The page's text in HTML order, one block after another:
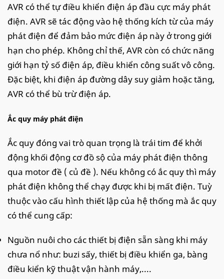
AVR có thể tự điều khiển điện áp đầu cực máy phát
điện. AVR sẽ tác động vào hệ thống kích từ của máy
phát điện để đảm bảo mức điện áp này ở trong giới
hạn cho phép. Không chỉ thế, AVR còn có chức năng
giới hạn tỷ số điện áp, điều khiển công suất vô công.
Đặc biệt, khi điện áp đường dây suy giảm hoặc tăng,
AVR có thể bù trừ điện áp.
Ắc quy máy phát điện
Ắc quy đóng vai trò quan trọng là trái tim để khởi
động khối động cơ đồ sộ của máy phát điện thông
qua motor đề ( củ đề ). Nếu không có ắc quy thì máy
phát điện không thể chạy được khi bị mất điện. Tuỳ
thuộc vào cấu hình thiết lập của hệ thống mà ắc quy
có thể cung cấp:
Nguồn nuôi cho các thiết bị điện sẵn sàng khi máy
chưa nổ như: buzi sấy, thiết bị điều khiển ga, bàng
điều kiển kỹ thuật vận hành máy,....